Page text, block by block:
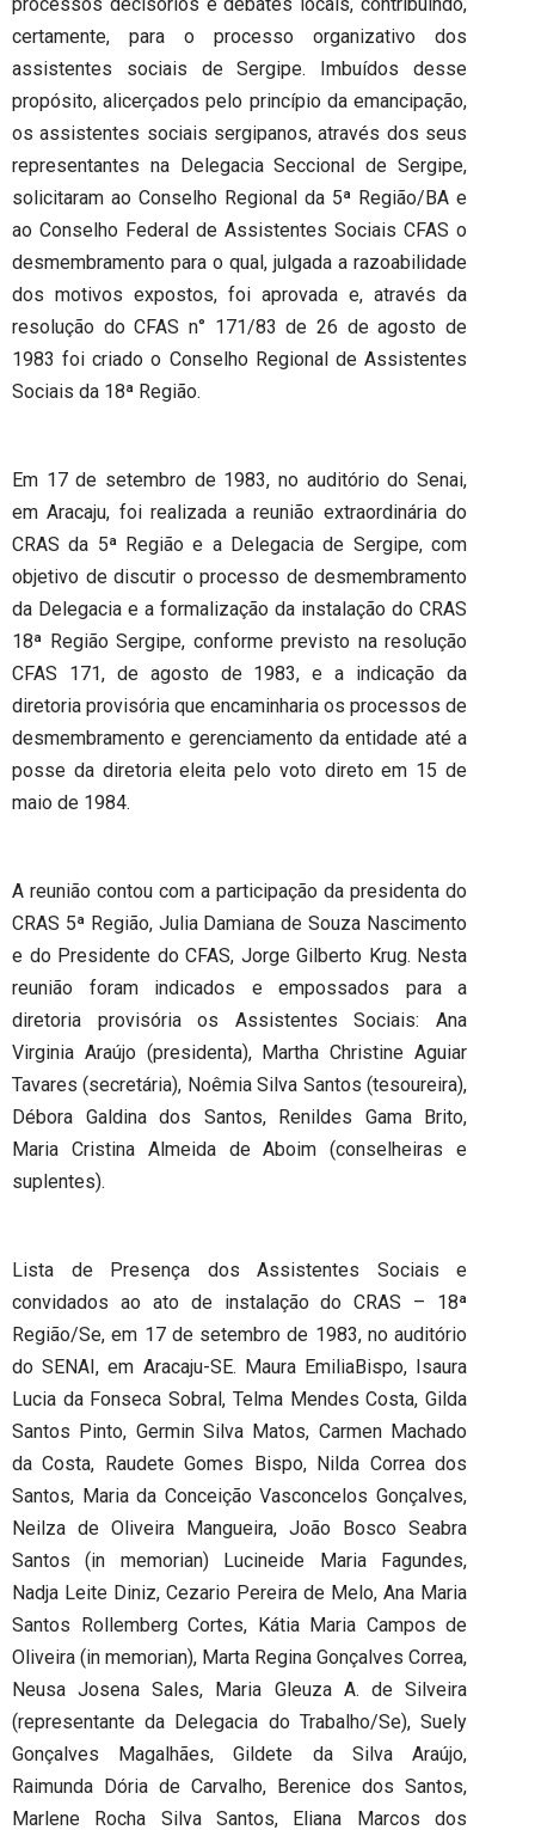
certamente, para o processo organizativo dos
assistentes sociais de Sergipe. Imbuídos desse
propósito, alicerçados pelo princípio da emancipação,
os assistentes sociais sergipanos, através dos seus
representantes na Delegacia Seccional de Sergipe,
solicitaram ao Conselho Regional da 5ª Região/BA e
ao Conselho Federal de Assistentes Sociais CFAS o
desmembramento para o qual, julgada a razoabilidade
dos motivos expostos, foi aprovada e, através da
resolução do CFAS n° 171/83 de 26 de agosto de
1983 foi criado o Conselho Regional de Assistentes
Sociais da 18ª Região.
Em 17 de setembro de 1983, no auditório do Senai,
em Aracaju, foi realizada a reunião extraordinária do
CRAS da 5ª Região e a Delegacia de Sergipe, com
objetivo de discutir o processo de desmembramento
da Delegacia e a formalização da instalação do CRAS
18ª Região Sergipe, conforme previsto na resolução
CFAS 171, de agosto de 1983, e a indicação da
diretoria provisória que encaminharia os processos de
desmembramento e gerenciamento da entidade até a
posse da diretoria eleita pelo voto direto em 15 de
maio de 1984.
A reunião contou com a participação da presidenta do
CRAS 5ª Região, Julia Damiana de Souza Nascimento
e do Presidente do CFAS, Jorge Gilberto Krug. Nesta
reunião foram indicados e empossados para a
diretoria provisória os Assistentes Sociais: Ana
Virginia Araújo (presidenta), Martha Christine Aguiar
Tavares (secretária), Noêmia Silva Santos (tesoureira),
Débora Galdina dos Santos, Renildes Gama Brito,
Maria Cristina Almeida de Aboim (conselheiras e
suplentes).
Lista de Presença dos Assistentes Sociais e
convidados ao ato de instalação do CRAS – 18ª
Região/Se, em 17 de setembro de 1983, no auditório
do SENAI, em Aracaju-SE. Maura EmiliaBispo, Isaura
Lucia da Fonseca Sobral, Telma Mendes Costa, Gilda
Santos Pinto, Germin Silva Matos, Carmen Machado
da Costa, Raudete Gomes Bispo, Nilda Correa dos
Santos, Maria da Conceição Vasconcelos Gonçalves,
Neilza de Oliveira Mangueira, João Bosco Seabra
Santos (in memorian) Lucineide Maria Fagundes,
Nadja Leite Diniz, Cezario Pereira de Melo, Ana Maria
Santos Rollemberg Cortes, Kátia Maria Campos de
Oliveira (in memorian), Marta Regina Gonçalves Correa,
Neusa Josena Sales, Maria Gleuza A. de Silveira
(representante da Delegacia do Trabalho/Se), Suely
Gonçalves Magalhães, Gildete da Silva Araújo,
Raimunda Dória de Carvalho, Berenice dos Santos,
Marlene Rocha Silva Santos, Eliana Marcos dos